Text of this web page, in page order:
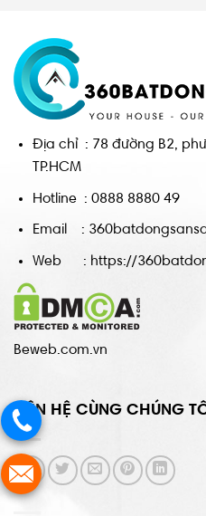
Địa chỉ : 78 đường B2,
TP.HCM
Hotline : 0888 8880 49
Email :
Web : https://
Beweb.com.vn
LIÊN HỆ CÙNG CHÚNG